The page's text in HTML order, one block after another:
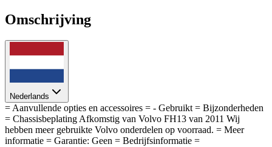
Omschrijving
Nederlands
= Aanvullende opties en accessoires = - Gebruikt = Bijzonderheden
= Chassisbeplating Afkomstig van Volvo FH13 van 2011 Wij
hebben meer gebruikte Volvo onderdelen op voorraad. = Meer
informatie = Garantie: Geen = Bedrijfsinformatie =